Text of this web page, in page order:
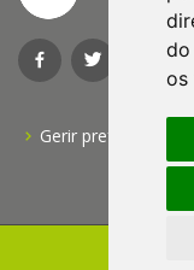
do
os
Gerir preferências